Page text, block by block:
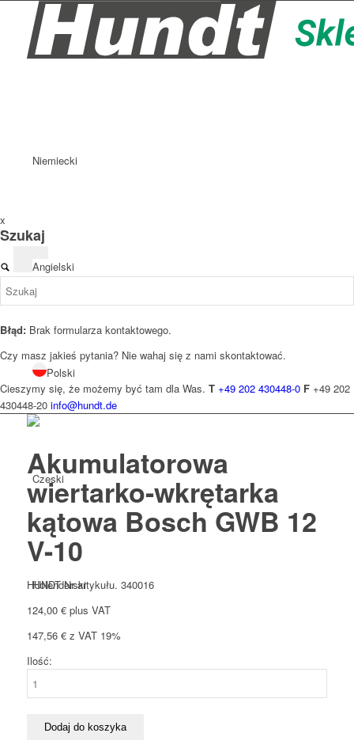
Niemiecki
Angielski
Polski
Czeski
Holenderski
Francuski
x
Szukaj
Błąd: Brak formularza kontaktowego.
Czy masz jakieś pytania? Nie wahaj się z nami skontaktować.
Cieszymy się, że możemy być tam dla Was. T +49 202 430448-0 F +49 202
430448-20 info@hundt.de
Akumulatorowa
wiertarko-wkrętarka
kątowa Bosch GWB 12
V-10
HUNDT Nr artykułu. 340016
124,00 €plus VAT
147,56 €z VAT 19%
Ilość:
wkrętarka
Dodaj do koszyka